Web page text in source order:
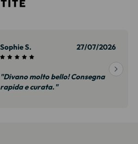
Sophie S. 27/07/2026
"Divano molto bello! Consegna
rapida e curata."